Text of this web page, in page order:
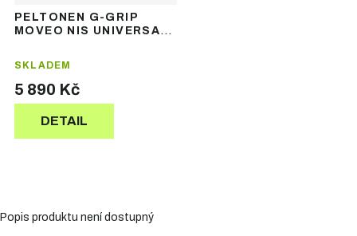
PELTONEN G-GRIP
MOVEO NIS UNIVERSAL
SKLADEM
5 890 Kč
DETAIL
Popis produktu není dostupný